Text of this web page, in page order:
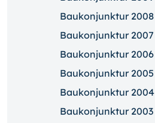
Baukonjunktur 2008
Baukonjunktur 2007
Baukonjunktur 2006
Baukonjunktur 2005
Baukonjunktur 2004
Baukonjunktur 2003